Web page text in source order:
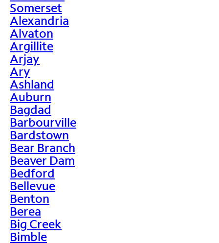
Somerset
Alexandria
Alvaton
Argillite
Arjay
Ary
Ashland
Auburn
Bagdad
Barbourville
Bardstown
Bear Branch
Beaver Dam
Bedford
Bellevue
Benton
Berea
Big Creek
Bimble